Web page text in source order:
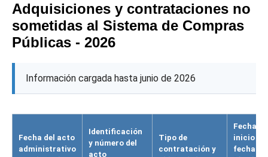
INVESTIGACIÓN
EXTENSIÓN
BIBLIOTECA
FACULTAD
Estudiantes Funcionarios
Adquisiciones y contrataciones no
sometidas al Sistema de Compras
Públicas - 2026
Información cargada hasta junio de 2026
Fecha del acto
administrativo
Identificación
y número del
acto
Tipo de
contratación y
Fecha de
inicio y
fecha de